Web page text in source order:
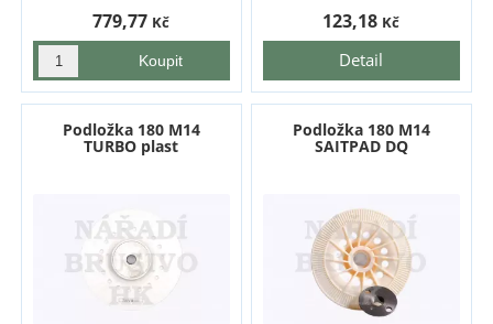
779,77 Kč
Detail
123,18 Kč
Podložka 180 M14
TURBO plast
Podložka 180 M14
SAITPAD DQ